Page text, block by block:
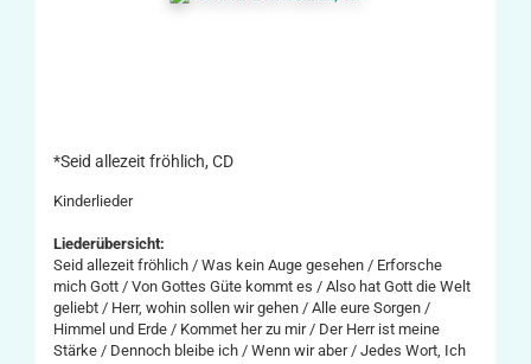
*Seid allezeit fröhlich, CD
Kinderlieder
Liederübersicht:
Seid allezeit fröhlich / Was kein Auge gesehen / Erforsche
mich Gott / Von Gottes Güte kommt es / Also hat Gott die Welt
geliebt / Herr, wohin sollen wir gehen / Alle eure Sorgen /
Himmel und Erde / Kommet her zu mir / Der Herr ist meine
Stärke / Dennoch bleibe ich / Wenn wir aber / Jedes Wort, Ich